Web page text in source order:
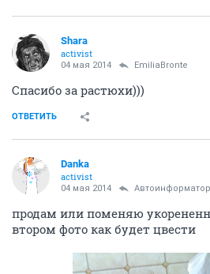
Shara
activist
04 мая 2014 EmiliaBronte
Спасибо за растюхи)))
ОТВЕТИТЬ
Danka
activist
04 мая 2014 Автоинформатор
продам или поменяю
втором фото как будет цвести